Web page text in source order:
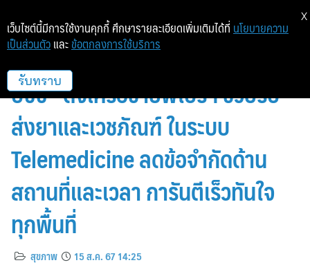
“ไปรษณีย์ไทย” หนุน “เอ็นที ไอ
บัซซ์” ดึงเครือข่ายพี่ไปรฯ ช่วยรับ
ส่งยาและเวชภัณฑ์ ในระบบ
Telemedicine ลดข้อจำกัดด้าน
สถานที่และเวลา การันตีเร็วทันใจ
ทุกพื้นที่
สุขภาพ 15 ส.ค. 67 14:25
เว็บไซต์นี้มีการใช้งานคุกกี้ ศึกษารายละเอียดเพิ่มเติมได้ที่ นโยบายความ
เป็นส่วนตัว และ ข้อตกลงการใช้บริการ
รับทราบ
X